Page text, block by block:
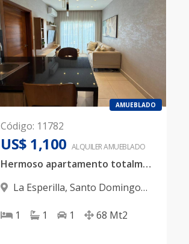
AMUEBLADO
Código: 11782
US$ 1,100 ALQUILERAMUEBLADO
Hermoso apartamento totalmente amueblado, alquiler en La Esperilla
La Esperilla, Santo Domingo
1
1 1 68 Mt2